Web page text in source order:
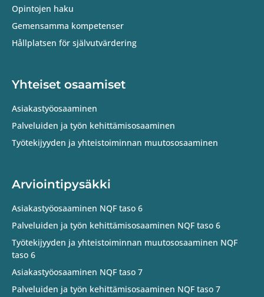
Opintojen haku
Gemensamma kompetenser
Hållplatsen för självutvärdering
Yhteiset osaamiset
Asiakastyöosaaminen
Palveluiden ja työn kehittämisosaaminen
Työtekijyyden ja yhteistoiminnan muutososaaminen
Arviointipysäkki
Asiakastyöosaaminen NQF taso 6
Palveluiden ja työn kehittämisosaaminen NQF taso 6
Työtekijyyden ja yhteistoiminnan muutososaaminen NQF
taso 6
Asiakastyöosaaminen NQF taso 7
Palveluiden ja työn kehittämisosaaminen NQF taso 7